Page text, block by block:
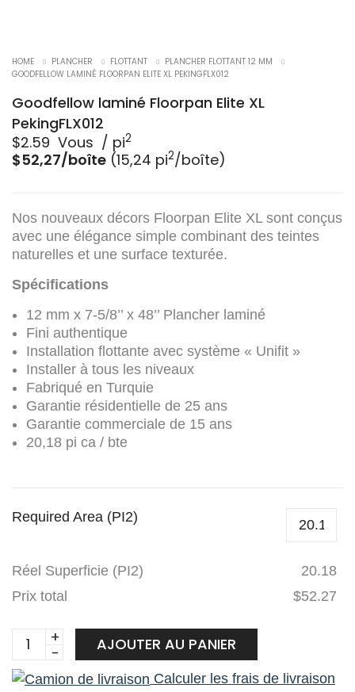
HOME PLANCHER FLOTTANT
PLANCHER FLOTTANT 12 MM
GOODFELLOW LAMINÉ FLOORPAN ELITE XL PEKINGFLX012
Goodfellow laminé Floorpan Elite XL
PekingFLX012
$2.59 ​ Vous ​ / pi2
$52,27/boîte (15,24 pi2/boîte)
Nos nouveaux décors Floorpan Elite XL sont conçus
avec une élégance simple combinant des teintes
naturelles et une surface texturée.
Spécifications
12 mm x 7-5/8’’ x 48’’ Plancher laminé
Fini authentique
Installation flottante avec système « Unifit »
Installer à tous les niveaux
Fabriqué en Turquie
Garantie résidentielle de 25 ans
Garantie commerciale de 15 ans
20,18 pi ca / bte
Required Area (PI2)
Réel Superficie (PI2)
20.18
Prix total
$52.27
Goodfellow
laminé
Floorpan
AJOUTER AU PANIER
Calculer les frais de livraison